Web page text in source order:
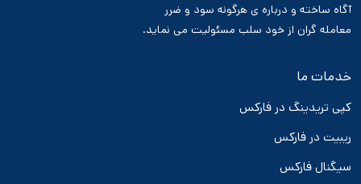
آگاه ساخته و درباره ی هرگونه سود و ضرر
معامله گران از خود سلب مسئولیت می نماید.
خدمات ما
کپی تریدینگ در فارکس
ریبیت در فارکس
سیگنال فارکس